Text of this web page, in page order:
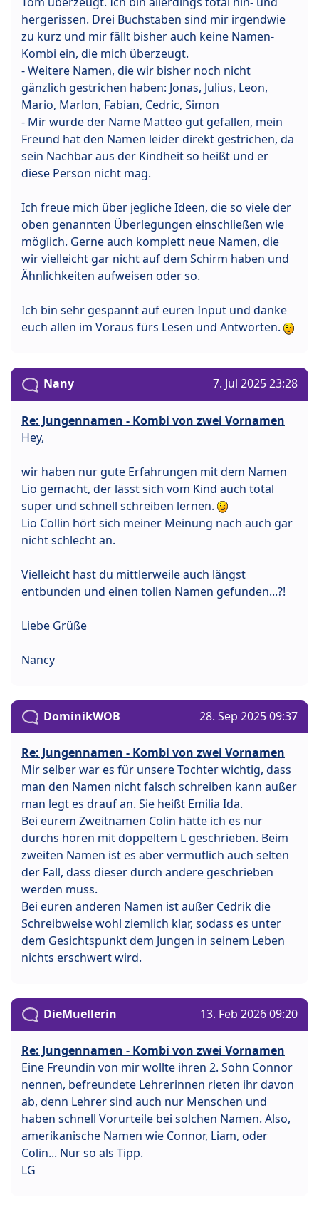
hergerissen. Drei Buchstaben sind mir irgendwie
zu kurz und mir fällt bisher auch keine Namen-
Kombi ein, die mich überzeugt.
- Weitere Namen, die wir bisher noch nicht
gänzlich gestrichen haben: Jonas, Julius, Leon,
Mario, Marlon, Fabian, Cedric, Simon
- Mir würde der Name Matteo gut gefallen, mein
Freund hat den Namen leider direkt gestrichen, da
sein Nachbar aus der Kindheit so heißt und er
diese Person nicht mag.
Ich freue mich über jegliche Ideen, die so viele der
oben genannten Überlegungen einschließen wie
möglich. Gerne auch komplett neue Namen, die
wir vielleicht gar nicht auf dem Schirm haben und
Ähnlichkeiten aufweisen oder so.
Ich bin sehr gespannt auf euren Input und danke
euch allen im Voraus fürs Lesen und Antworten.
Nany 7. Jul 2025 23:28
Re: Jungennamen - Kombi von zwei Vornamen
Hey,
wir haben nur gute Erfahrungen mit dem Namen
Lio gemacht, der lässt sich vom Kind auch total
super und schnell schreiben lernen.
Lio Collin hört sich meiner Meinung nach auch gar
nicht schlecht an.
Vielleicht hast du mittlerweile auch längst
entbunden und einen tollen Namen gefunden...?!
Liebe Grüße
Nancy
DominikWOB 28. Sep 2025 09:37
Re: Jungennamen - Kombi von zwei Vornamen
Mir selber war es für unsere Tochter wichtig, dass
man den Namen nicht falsch schreiben kann außer
man legt es drauf an. Sie heißt Emilia Ida.
Bei eurem Zweitnamen Colin hätte ich es nur
durchs hören mit doppeltem L geschrieben. Beim
zweiten Namen ist es aber vermutlich auch selten
der Fall, dass dieser durch andere geschrieben
werden muss.
Bei euren anderen Namen ist außer Cedrik die
Schreibweise wohl ziemlich klar, sodass es unter
dem Gesichtspunkt dem Jungen in seinem Leben
nichts erschwert wird.
DieMuellerin 13. Feb 2026 09:20
Re: Jungennamen - Kombi von zwei Vornamen
Eine Freundin von mir wollte ihren 2. Sohn Connor
nennen, befreundete Lehrerinnen rieten ihr davon
ab, denn Lehrer sind auch nur Menschen und
haben schnell Vorurteile bei solchen Namen. Also,
amerikanische Namen wie Connor, Liam, oder
Colin... Nur so als Tipp.
LG